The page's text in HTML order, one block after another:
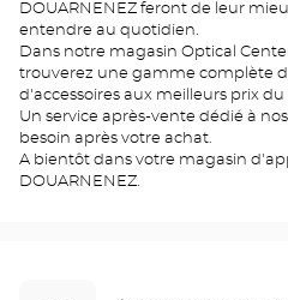
DOUARNENEZ feront de leur
entendre au quotidien.
Dans notre magasin Optical
trouverez une gamme complète
d'accessoires aux meilleurs prix
Un service après-vente dédié à
besoin après votre achat.
A bientôt dans votre magasin
DOUARNENEZ.